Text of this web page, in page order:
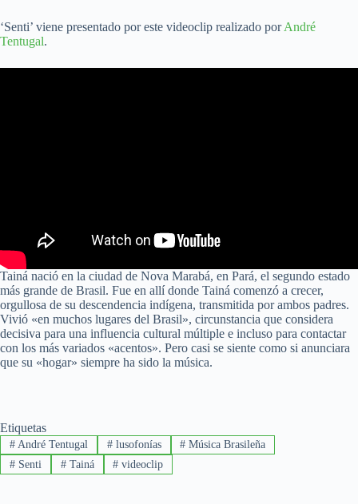
‘Senti’ viene presentado por este videoclip realizado porAndré
Tentugal.
Tainá nació en la ciudad de Nova Marabá, en Pará, el segundo estado
más grande de Brasil. Fue en allí donde Tainá comenzó a crecer,
orgullosa de su descendencia indígena, transmitida por ambos padres.
Vivió «en muchos lugares del Brasil», circunstancia que considera
decisiva para una influencia cultural múltiple e incluso para contactar
con los más variados «acentos». Pero casi se siente como si anunciara
que su «hogar» siempre ha sido la música.
Etiquetas
#André Tentugal #lusofonías # Música Brasileña
#Senti #Tainá # videoclip